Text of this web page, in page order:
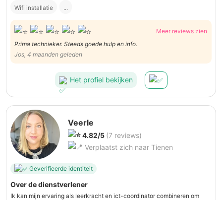
Wifi installatie ...
Meer reviews zien
Prima technieker. Steeds goede hulp en info.
Jos, 4 maanden geleden
Het profiel bekijken
Veerle
4.82/5 (7 reviews)
Verplaatst zich naar Tienen
Geverifieerde identiteit
Over de dienstverlener
Ik kan mijn ervaring als leerkracht en ict-coordinator combineren om